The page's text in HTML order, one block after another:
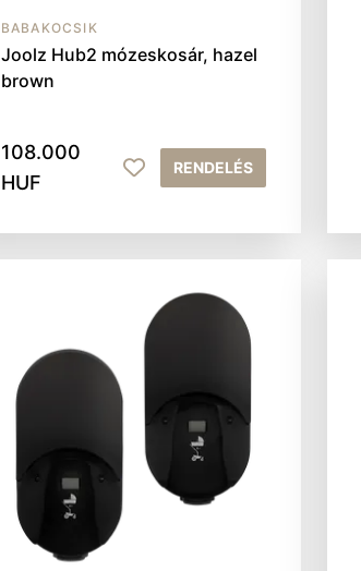
BABAKOCSIK
Joolz Hub2 mózeskosár, hazel
brown
108.000
HUF
RENDELÉS